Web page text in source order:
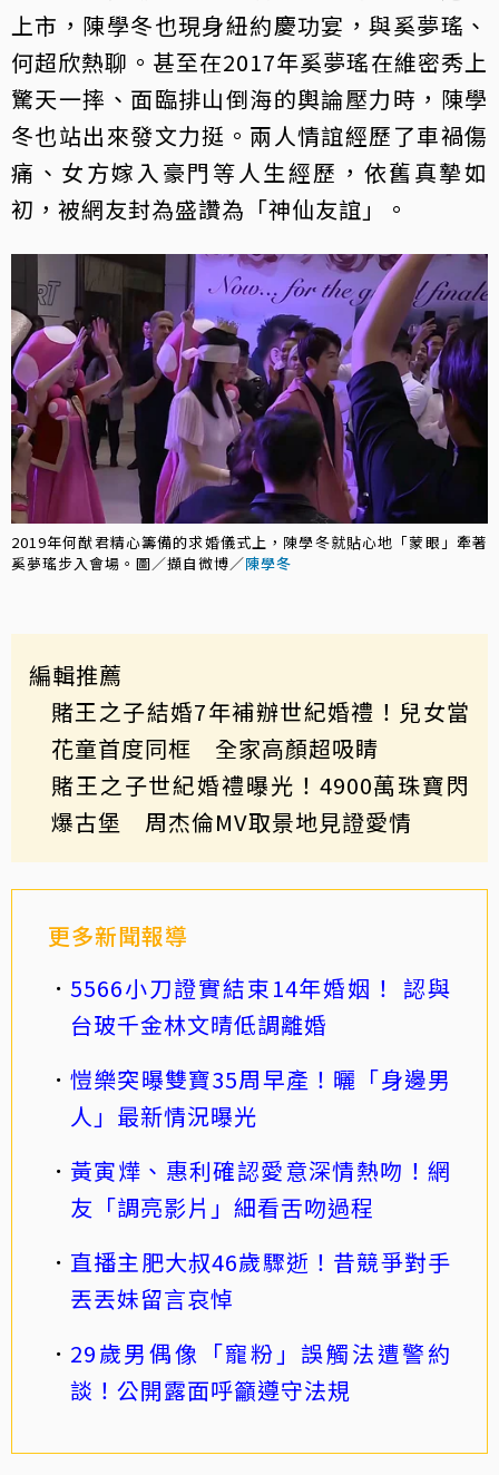
上市，陳學冬也現身紐約慶功宴，與奚夢瑤、
何超欣熱聊。甚至在2017年奚夢瑤在維密秀上
驚天一摔、面臨排山倒海的輿論壓力時，陳學
冬也站出來發文力挺。兩人情誼經歷了車禍傷
痛、女方嫁入豪門等人生經歷，依舊真摯如
初，被網友封為盛讚為「神仙友誼」。
2019年何猷君精心籌備的求婚儀式上，陳學冬就貼心地「蒙眼」牽著
奚夢瑤步入會場。圖／擷自微博／陳學冬
編輯推薦
賭王之子結婚7年補辦世紀婚禮！兒女當
花童首度同框 全家高顏超吸睛
賭王之子世紀婚禮曝光！4900萬珠寶閃
爆古堡 周杰倫MV取景地見證愛情
更多新聞報導
5566小刀證實結束14年婚姻！ 認與
台玻千金林文晴低調離婚
愷樂突曝雙寶35周早產！曬「身邊男
人」最新情況曝光
黃寅燁、惠利確認愛意深情熱吻！網
友「調亮影片」細看舌吻過程
直播主肥大叔46歲驟逝！昔競爭對手
丟丟妹留言哀悼
29歲男偶像「寵粉」誤觸法遭警約
談！公開露面呼籲遵守法規